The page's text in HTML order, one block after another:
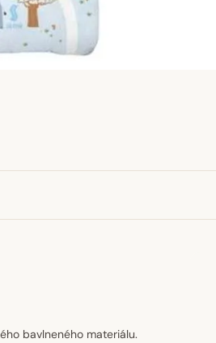
bavlneného materiálu.